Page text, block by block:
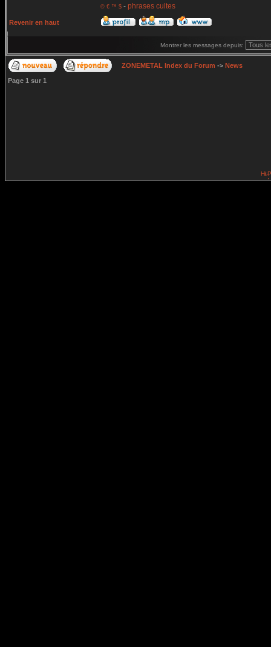
© € ™ $ - phrases cultes
Revenir en haut
Montrer les messages depuis:
ZONEMETAL Index du Forum -> News
Page 1 sur 1